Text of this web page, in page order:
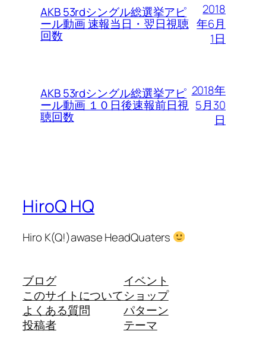
AKB 53rdシングル総選挙アピ
ール動画 速報当日・翌日視聴
回数
2018
年6月
1日
AKB 53rdシングル総選挙アピ
ール動画 １０日後速報前日視
聴回数
2018年
5月30
日
HiroQ HQ
Hiro K(Q!)awase HeadQuaters
ブログ
このサイトについて
よくある質問
投稿者
イベント
ショップ
パターン
テーマ